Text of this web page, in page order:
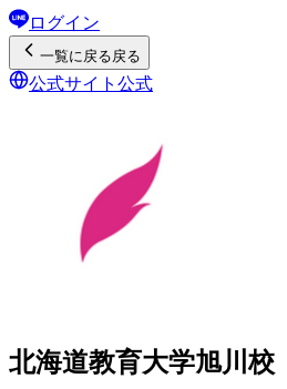
ログイン
一覧に戻る戻る
公式サイト 公式
北海道教育大学旭川校